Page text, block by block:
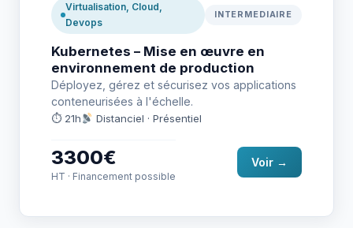
Virtualisation, Cloud,
Devops
INTERMEDIAIRE
Kubernetes – Mise en œuvre en
environnement de production
Déployez, gérez et sécurisez vos applications
conteneurisées à l'échelle.
⏱ 21h Distanciel · Présentiel
3300€
HT · Financement possible
Voir →